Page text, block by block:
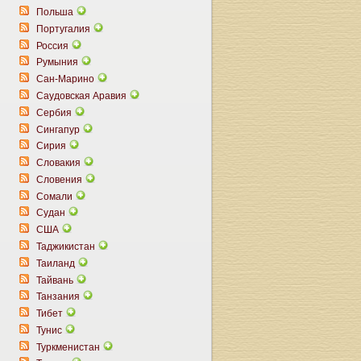
Польша
Португалия
Россия
Румыния
Сан-Марино
Саудовская Аравия
Сербия
Сингапур
Сирия
Словакия
Словения
Сомали
Судан
США
Таджикистан
Таиланд
Тайвань
Танзания
Тибет
Тунис
Туркменистан